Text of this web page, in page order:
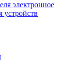
электронное